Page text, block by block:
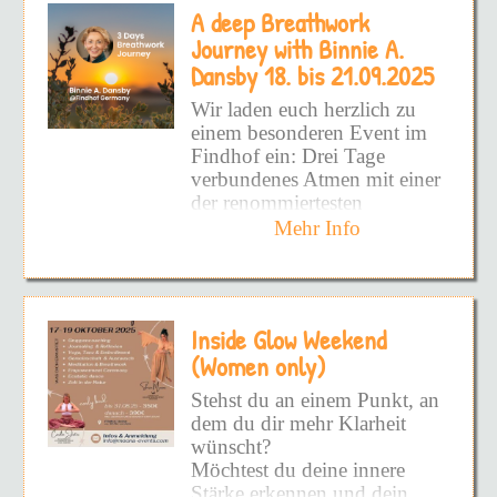
aufzudecken!
Alle Facetten von DIR
zeigen zu wollen!
DEINEN inneren Frieden
zu fühlen!
Und vielleicht hast du schon
so viel versucht - Bücher -
Podcast - Kurse - UND
WIEDER ANGEWENDET!
Weil du nicht an die
Wurzel gekommen bist!
Weil es superschwer ist -
ALLEINE zu sehen, wo man
steht!
Dauerhaften Befreiung.
Schmerzhafte Prägungen
sowie hinderliche Glaubens-
und Verhaltensmuster werden
wirksam und nachhaltig
gelöst und es entsteht Raum
die eigene Vitalität wieder
voll und ganz zu spüren.
A deep Breathwork
Journey with Binnie A.
Dansby 18. bis 21.09.2025
Wir laden euch herzlich zu
einem besonderen Event im
Findhof ein: Drei Tage
verbundenes Atmen mit einer
der renommiertesten
Atemtherapeutinnen –
Glastonbury, UK.
Jahrzehnten eine
internationale Pionierin auf
dem Gebiet von Bewusstsein
und Atemarbeit. Als
Begründerin vonSOURCE
Process and Breathwork
hat sie eine einzigartige
Mehr Info
Inside Glow Weekend
(Women only)
Stehst du an einem Punkt, an
dem du dir mehr Klarheit
wünscht?
Möchtest du deine innere